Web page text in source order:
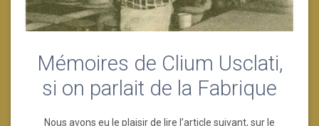
Mémoires de Clium Usclati,
si on parlait de la Fabrique
Nous avons eu le plaisir de lire l’article suivant, sur le